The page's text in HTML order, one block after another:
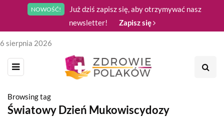
NOWOŚĆ!
Już dziś zapisz się, aby otrzymywać nasz
newsletter!
Zapisz się
6 sierpnia 2026
Browsing tag
Światowy Dzień Mukowiscydozy